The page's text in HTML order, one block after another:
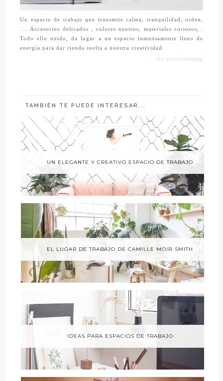
Un espacio de trabajo que transmite calma, tranquilidad, orden,
…. Accesorios delicados , colores neutros, materiales curiosos,..
Todo ello unido, da lugar a un espacio inmensamente lleno de
energía para dar rienda suelta a nuestra creatividad.
vía: stylizimoblog
TAMBIÉN TE PUEDE INTERESAR...
UN ELEGANTE Y CREATIVO ESPACIO DE TRABAJO
EL LUGAR DE TRABAJO DE CAMILLE MOIR-SMITH
IDEAS PARA ESPACIOS DE TRABAJO